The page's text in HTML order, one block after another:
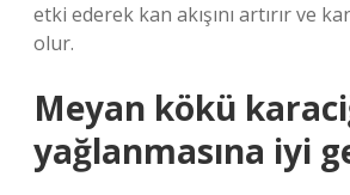
etki ederek kan akışını artırır ve
olur.
Meyan kökü
yağlanmasına iyi